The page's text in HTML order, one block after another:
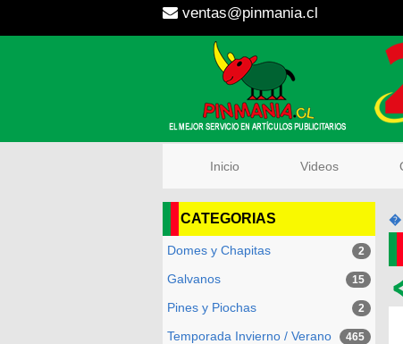
ventas@pinmania.cl
Inicio Videos
CATEGORIAS
Domes y Chapitas 2
Galvanos 15
Pines y Piochas 2
Temporada Invierno / Verano 465
�